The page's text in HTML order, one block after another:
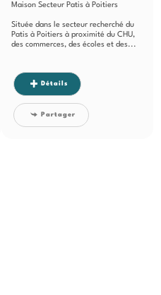
Maison Secteur Patis à Poitiers
Située dans le secteur recherché du
Patis à Poitiers à proximité du CHU,
des commerces, des écoles et des...
Détails
Partager